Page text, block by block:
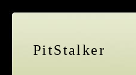
PitStalker